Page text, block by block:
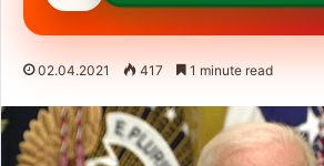
02.04.2021 417 1 minute read